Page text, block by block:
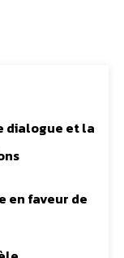
dialogue et la
en faveur de